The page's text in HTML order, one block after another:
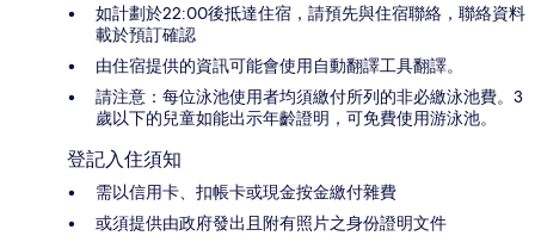
如計劃於22:00後抵達住宿，請預先與住宿聯絡，聯絡資料
載於預訂確認
由住宿提供的資訊可能會使用自動翻譯工具翻譯。
請注意：每位泳池使用者均須繳付所列的非必繳泳池費。3
歲以下的兒童如能出示年齡證明，可免費使用游泳池。
登記入住須知
需以信用卡、扣帳卡或現金按金繳付雜費
或須提供由政府發出且附有照片之身份證明文件